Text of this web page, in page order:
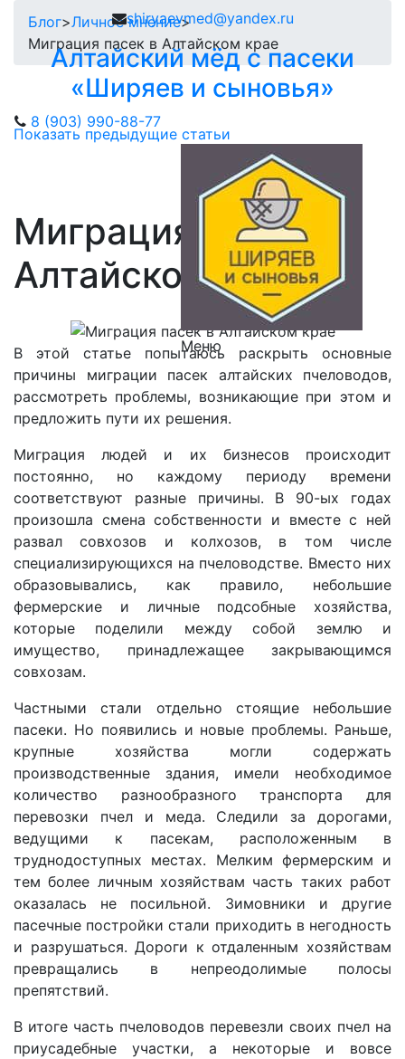
shiryaevmed@yandex.ru
Алтайский мёд с пасеки
«Ширяев и сыновья»
8 (903) 990-88-77
Меню
Блог>Личное мнение>
Миграция пасек в Алтайском крае
Показать предыдущие статьи
Миграция пасек в
Алтайском крае
В этой статье попытаюсь раскрыть основные
причины миграции пасек алтайских пчеловодов,
рассмотреть проблемы, возникающие при этом и
предложить пути их решения.
Миграция людей и их бизнесов происходит
постоянно, но каждому периоду времени
соответствуют разные причины. В 90-ых годах
произошла смена собственности и вместе с ней
развал совхозов и колхозов, в том числе
специализирующихся на пчеловодстве. Вместо них
образовывались, как правило, небольшие
фермерские и личные подсобные хозяйства,
которые поделили между собой землю и
имущество, принадлежащее закрывающимся
совхозам.
Частными стали отдельно стоящие небольшие
пасеки. Но появились и новые проблемы. Раньше,
крупные хозяйства могли содержать
производственные здания, имели необходимое
количество разнообразного транспорта для
перевозки пчел и меда. Следили за дорогами,
ведущими к пасекам, расположенным в
труднодоступных местах. Мелким фермерским и
тем более личным хозяйствам часть таких работ
оказалась не посильной. Зимовники и другие
пасечные постройки стали приходить в негодность
и разрушаться. Дороги к отдаленным хозяйствам
превращались в непреодолимые полосы
препятствий.
В итоге часть пчеловодов перевезли своих пчел на
приусадебные участки, а некоторые и вовсе